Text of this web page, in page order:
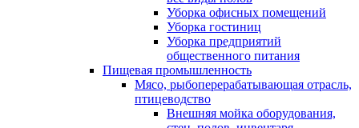
Уборка офисных помещений
Уборка гостиниц
Уборка предприятий
общественного питания
Пищевая промышленность
Мясо, рыбоперерабатывающая отрасль,
птицеводство
Внешняя мойка оборудования,